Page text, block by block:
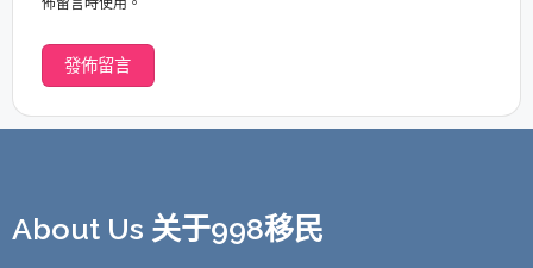
佈留言時使用。
About Us 关于998移民